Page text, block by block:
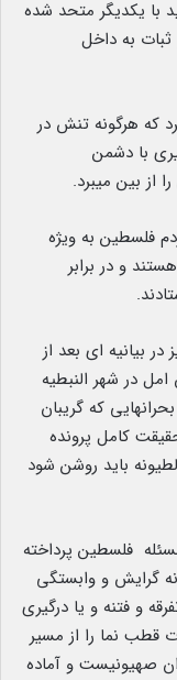
با یکدیگر متحد شده
به داخل
که هرگونه تنش در
با دشمن
از بین میبرد.
فلسطین به ویژه
و در برابر
بیانیه ای بعد از
در شهر النبطیه
که گریبان
کامل پرونده
باید روشن شود
فلسطین پرداخته
گرایش و وابستگی
و فتنه و یا درگیری
قطب نما را از مسیر
صهیونیست و آماده